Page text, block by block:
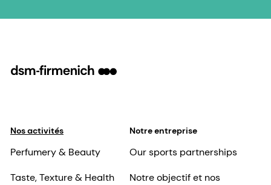
Nos activités
Perfumery & Beauty
Taste, Texture & Health
Notre entreprise
Our sports partnerships
Notre objectif et nos